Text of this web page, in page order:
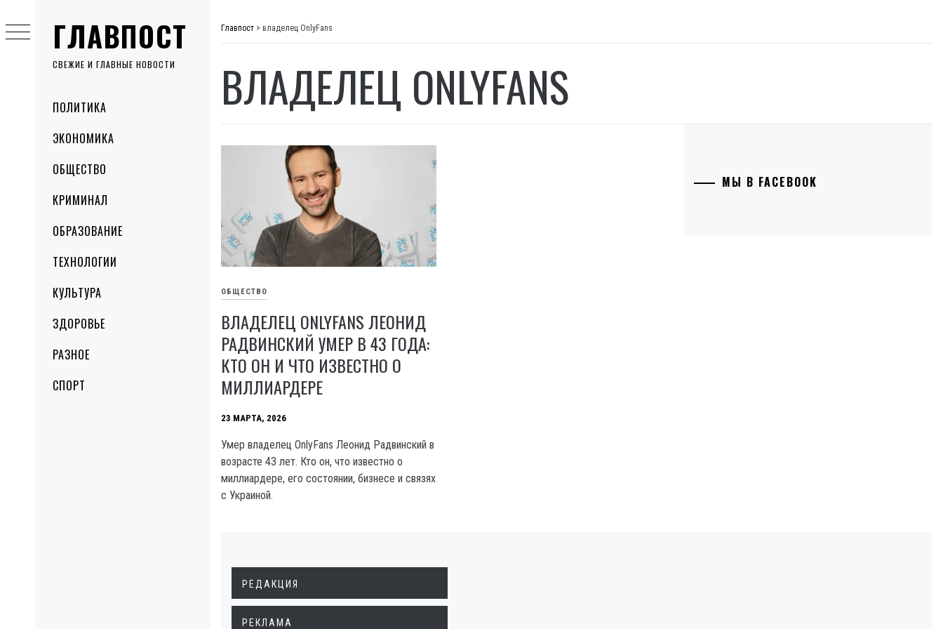
ГЛАВПОСТ
СВЕЖИЕ И ГЛАВНЫЕ НОВОСТИ
MenuПОЛИТИКА
ЭКОНОМИКА
ОБЩЕСТВО
КРИМИНАЛ
ОБРАЗОВАНИЕ
ТЕХНОЛОГИИ
КУЛЬТУРА
ЗДОРОВЬЕ
РАЗНОЕ
СПОРТ
to
content
Главпост > владелец OnlyFans
ВЛАДЕЛЕЦ ONLYFANS
ОБЩЕСТВО
ВЛАДЕЛЕЦ ONLYFANS ЛЕОНИД
РАДВИНСКИЙ УМЕР В 43 ГОДА:
КТО ОН И ЧТО ИЗВЕСТНО О
МИЛЛИАРДЕРЕ
23 МАРТА, 2026
Умер владелец OnlyFans Леонид Радвинский в
возрасте 43 лет. Кто он, что известно о
миллиардере, его состоянии, бизнесе и связях
с Украиной.
МЫ В FACEBOOK
РЕДАКЦИЯ
РЕКЛАМА